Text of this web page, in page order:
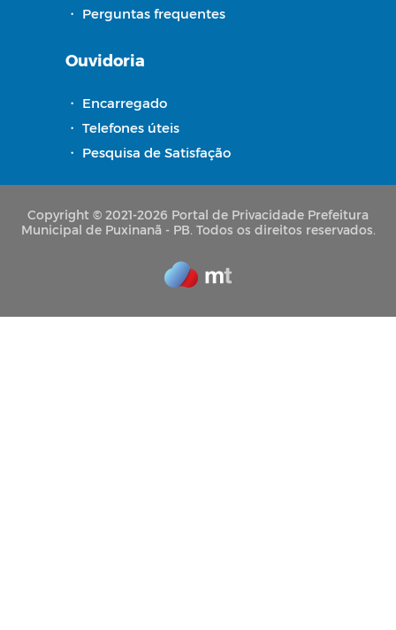
・ Perguntas frequentes
Ouvidoria
・ Encarregado
・ Telefones úteis
・ Pesquisa de Satisfação
Copyright © 2021-2026 Portal de Privacidade Prefeitura
Municipal de Puxinanã - PB. Todos os direitos reservados.